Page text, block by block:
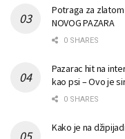
Potraga za zlatom
NOVOG PAZARA
0 SHARES
Pazarac hit na
kao psi – Ovo je
0 SHARES
Kako je na